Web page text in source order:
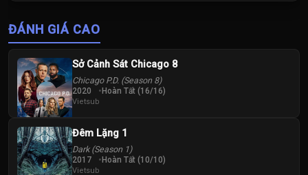
Vàng
ĐÁNH GIÁ CAO
Sở Cảnh Sát Chicago 8
Chicago P.D. (Season 8)
2020 Hoàn Tất (16/16)
Vietsub
Đêm Lặng 1
Dark (Season 1)
2017 Hoàn Tất (10/10)
Vietsub